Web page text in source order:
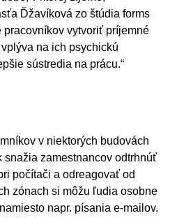
Ďžavíková zo štúdia forms
pracovníkov vytvoriť príjemné
na ich psychickú
sústredia na prácu.“
v niektorých budovách
snažia zamestnancov odtrhnúť
počítači a odreagovať od
zónach si môžu ľudia osobne
napr. písania e-mailov.